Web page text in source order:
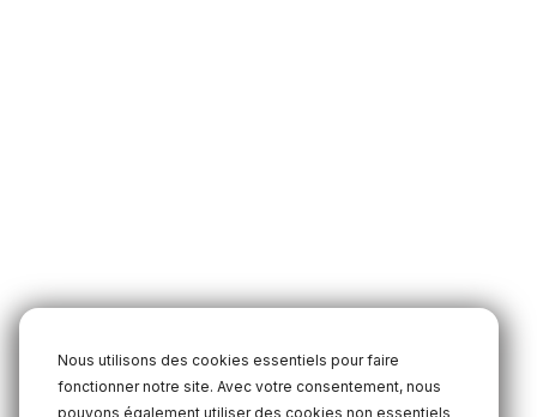
Nous utilisons des cookies essentiels pour faire
fonctionner notre site. Avec votre consentement, nous
pouvons également utiliser des cookies non essentiels